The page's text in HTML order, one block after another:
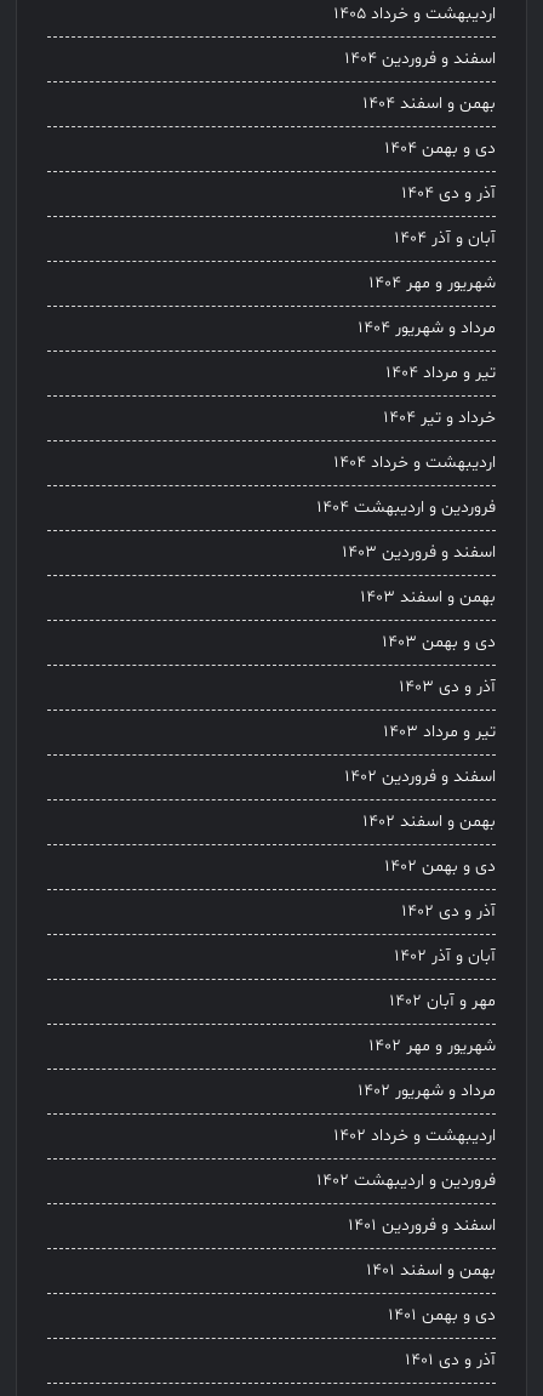
اردیبهشت و خرداد ۱۴۰۵
اسفند و فروردین ۱۴۰۴
بهمن و اسفند ۱۴۰۴
دی و بهمن ۱۴۰۴
آذر و دی ۱۴۰۴
آبان و آذر ۱۴۰۴
شهریور و مهر ۱۴۰۴
مرداد و شهریور ۱۴۰۴
تیر و مرداد ۱۴۰۴
خرداد و تیر ۱۴۰۴
اردیبهشت و خرداد ۱۴۰۴
فروردین و اردیبهشت ۱۴۰۴
اسفند و فروردین ۱۴۰۳
بهمن و اسفند ۱۴۰۳
دی و بهمن ۱۴۰۳
آذر و دی ۱۴۰۳
تیر و مرداد ۱۴۰۳
اسفند و فروردین ۱۴۰۲
بهمن و اسفند ۱۴۰۲
دی و بهمن ۱۴۰۲
آذر و دی ۱۴۰۲
آبان و آذر ۱۴۰۲
مهر و آبان ۱۴۰۲
شهریور و مهر ۱۴۰۲
مرداد و شهریور ۱۴۰۲
اردیبهشت و خرداد ۱۴۰۲
فروردین و اردیبهشت ۱۴۰۲
اسفند و فروردین ۱۴۰۱
بهمن و اسفند ۱۴۰۱
دی و بهمن ۱۴۰۱
آذر و دی ۱۴۰۱